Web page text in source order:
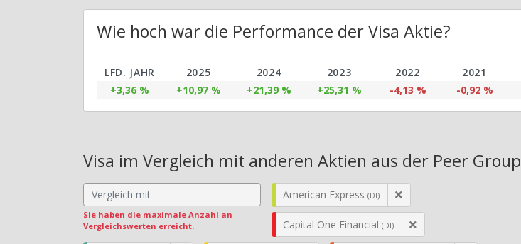
Wie hoch war die Performance der Visa Aktie?
LFD. JAHR 2025 2024 2023 2022 2021
+3,36 %
+10,97 % +21,39 % +25,31 % -4,13 % -0,92 %
Visa im Vergleich mit anderen Aktien aus der Peer Group
Sie haben die maximale Anzahl an
Vergleichswerten erreicht.
American Express (DI)
Capital One Financial (DI)